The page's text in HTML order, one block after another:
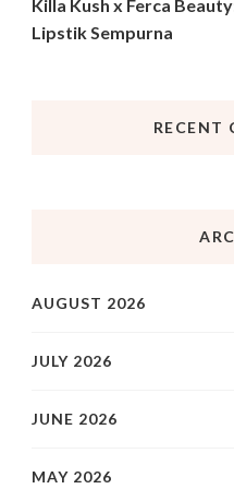
Killa Kush x Ferca
Lipstik Sempurna
RECENT
AUGUST 2026
JULY 2026
JUNE 2026
MAY 2026